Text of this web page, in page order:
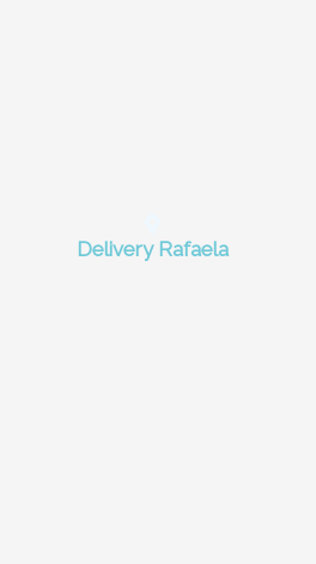
Delivery Rafaela